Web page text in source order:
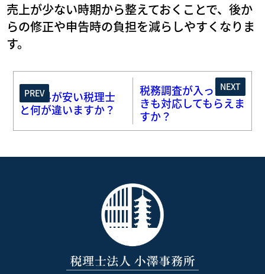
売上が少ない時期から整えておくことで、後か
らの修正や申告時の負担を減らしやすくなりま
す。
PREV
顧問料が安い税理士
と何が違いますか？
NEXT
税務調査が入ったと
きも対応してもらえま
すか？